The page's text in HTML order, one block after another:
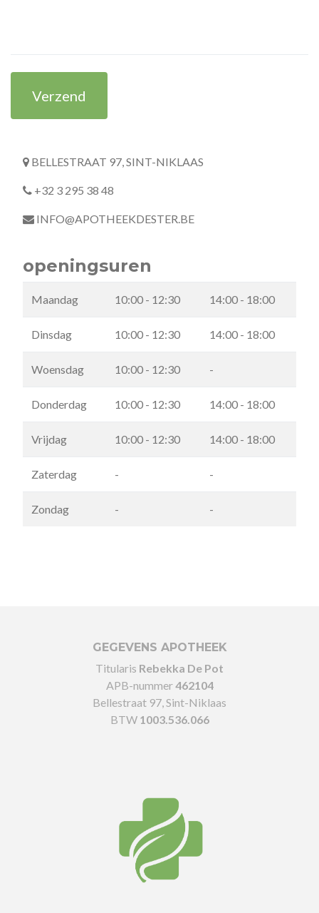
Verzend
BELLESTRAAT 97, SINT-NIKLAAS
+32 3 295 38 48
INFO@APOTHEEKDESTER.BE
openingsuren
Maandag 10:00 - 12:30 14:00 - 18:00
Dinsdag 10:00 - 12:30 14:00 - 18:00
Woensdag 10:00 - 12:30 -
Donderdag 10:00 - 12:30 14:00 - 18:00
Vrijdag 10:00 - 12:30 14:00 - 18:00
Zaterdag - -
Zondag - -
GEGEVENS APOTHEEK
Titularis Rebekka De Pot
APB-nummer462104
Bellestraat 97, Sint-Niklaas
BTW 1003.536.066